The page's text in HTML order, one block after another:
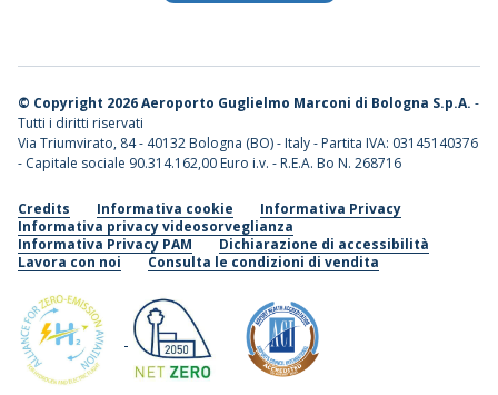
© Copyright 2026 Aeroporto Guglielmo Marconi di Bologna S.p.A. -
Tutti i diritti riservati
Via Triumvirato, 84 - 40132 Bologna (BO) - Italy - Partita IVA: 03145140376
- Capitale sociale 90.314.162,00 Euro i.v. - R.E.A. Bo N. 268716
Credits Informativa cookie
Informativa Privacy
Informativa privacy videosorveglianza
Informativa Privacy PAM
Dichiarazione di accessibilità
Lavora con noi
Consulta le condizioni di vendita